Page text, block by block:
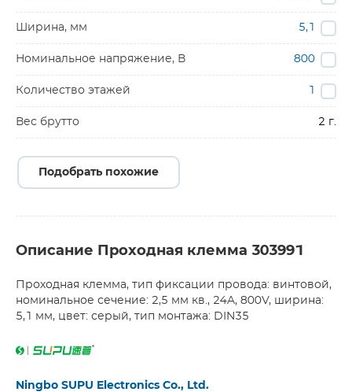
Ширина, мм 5,1
Номинальное напряжение, В 800
Количество этажей
Вес брутто 2 г.
Подобрать похожие
Описание Проходная клемма 303991
Проходная клемма, тип фиксации провода: винтовой,
номинальное сечение: 2,5 мм кв., 24A, 800V, ширина:
5,1 мм, цвет: серый, тип монтажа: DIN35
Ningbo SUPU Electronics Co., Ltd.